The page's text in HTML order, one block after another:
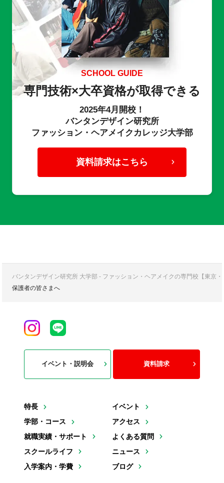
SCHOOL GUIDE
専門技術×大卒資格が取得できる
2025年4月開校！
バンタンデザイン研究所
ファッション・ヘアメイクカレッジ大学部
資料請求はこちら
バンタンデザイン研究所 大学部 - ファッション・ヘアメイクの専門校【東京
保護者の皆さまへ
特長
学部・コース
就職実績・サポート
スクールライフ
入学案内・学費
イベント
アクセス
よくある質問
ニュース
ブログ
イベント・説明会 資料請求